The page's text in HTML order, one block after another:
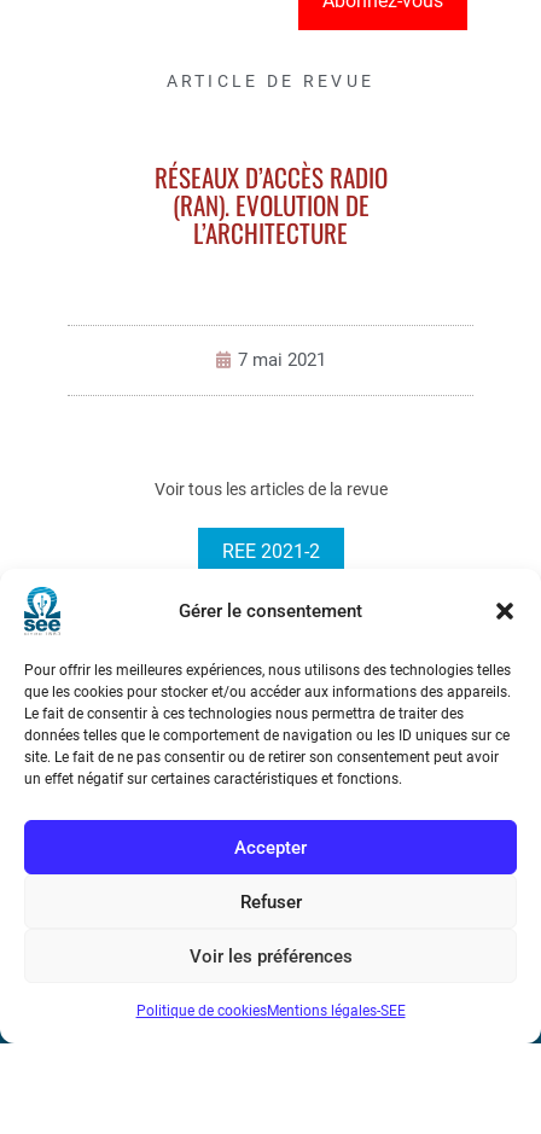
Gérer le consentement
Pour offrir les meilleures expériences, nous utilisons des technologies telles
que les cookies pour stocker et/ou accéder aux informations des appareils.
Le fait de consentir à ces technologies nous permettra de traiter des
données telles que le comportement de navigation ou les ID uniques sur ce
site. Le fait de ne pas consentir ou de retirer son consentement peut avoir
un effet négatif sur certaines caractéristiques et fonctions.
Accepter
Refuser
Voir les préférences
Politique de cookiesMentions légales-SEE
ARTICLE DE REVUE
RÉSEAUX D’ACCÈS RADIO
(RAN). EVOLUTION DE
L’ARCHITECTURE
7 mai 2021
Voir tous les articles de la revue
REE 2021-2
Société de l’Electricité, de l’Electronique et des Technologies
17 rue de l’Amiral Hamelin75116 Paris
Métro : « Boissière » Ligne 6 et « Iéna » Ligne 9
Téléphone : (+33) 1 56 90 37 17
N° de SIREN : 785 393 232, Code APE : 9412Z TVA intra-